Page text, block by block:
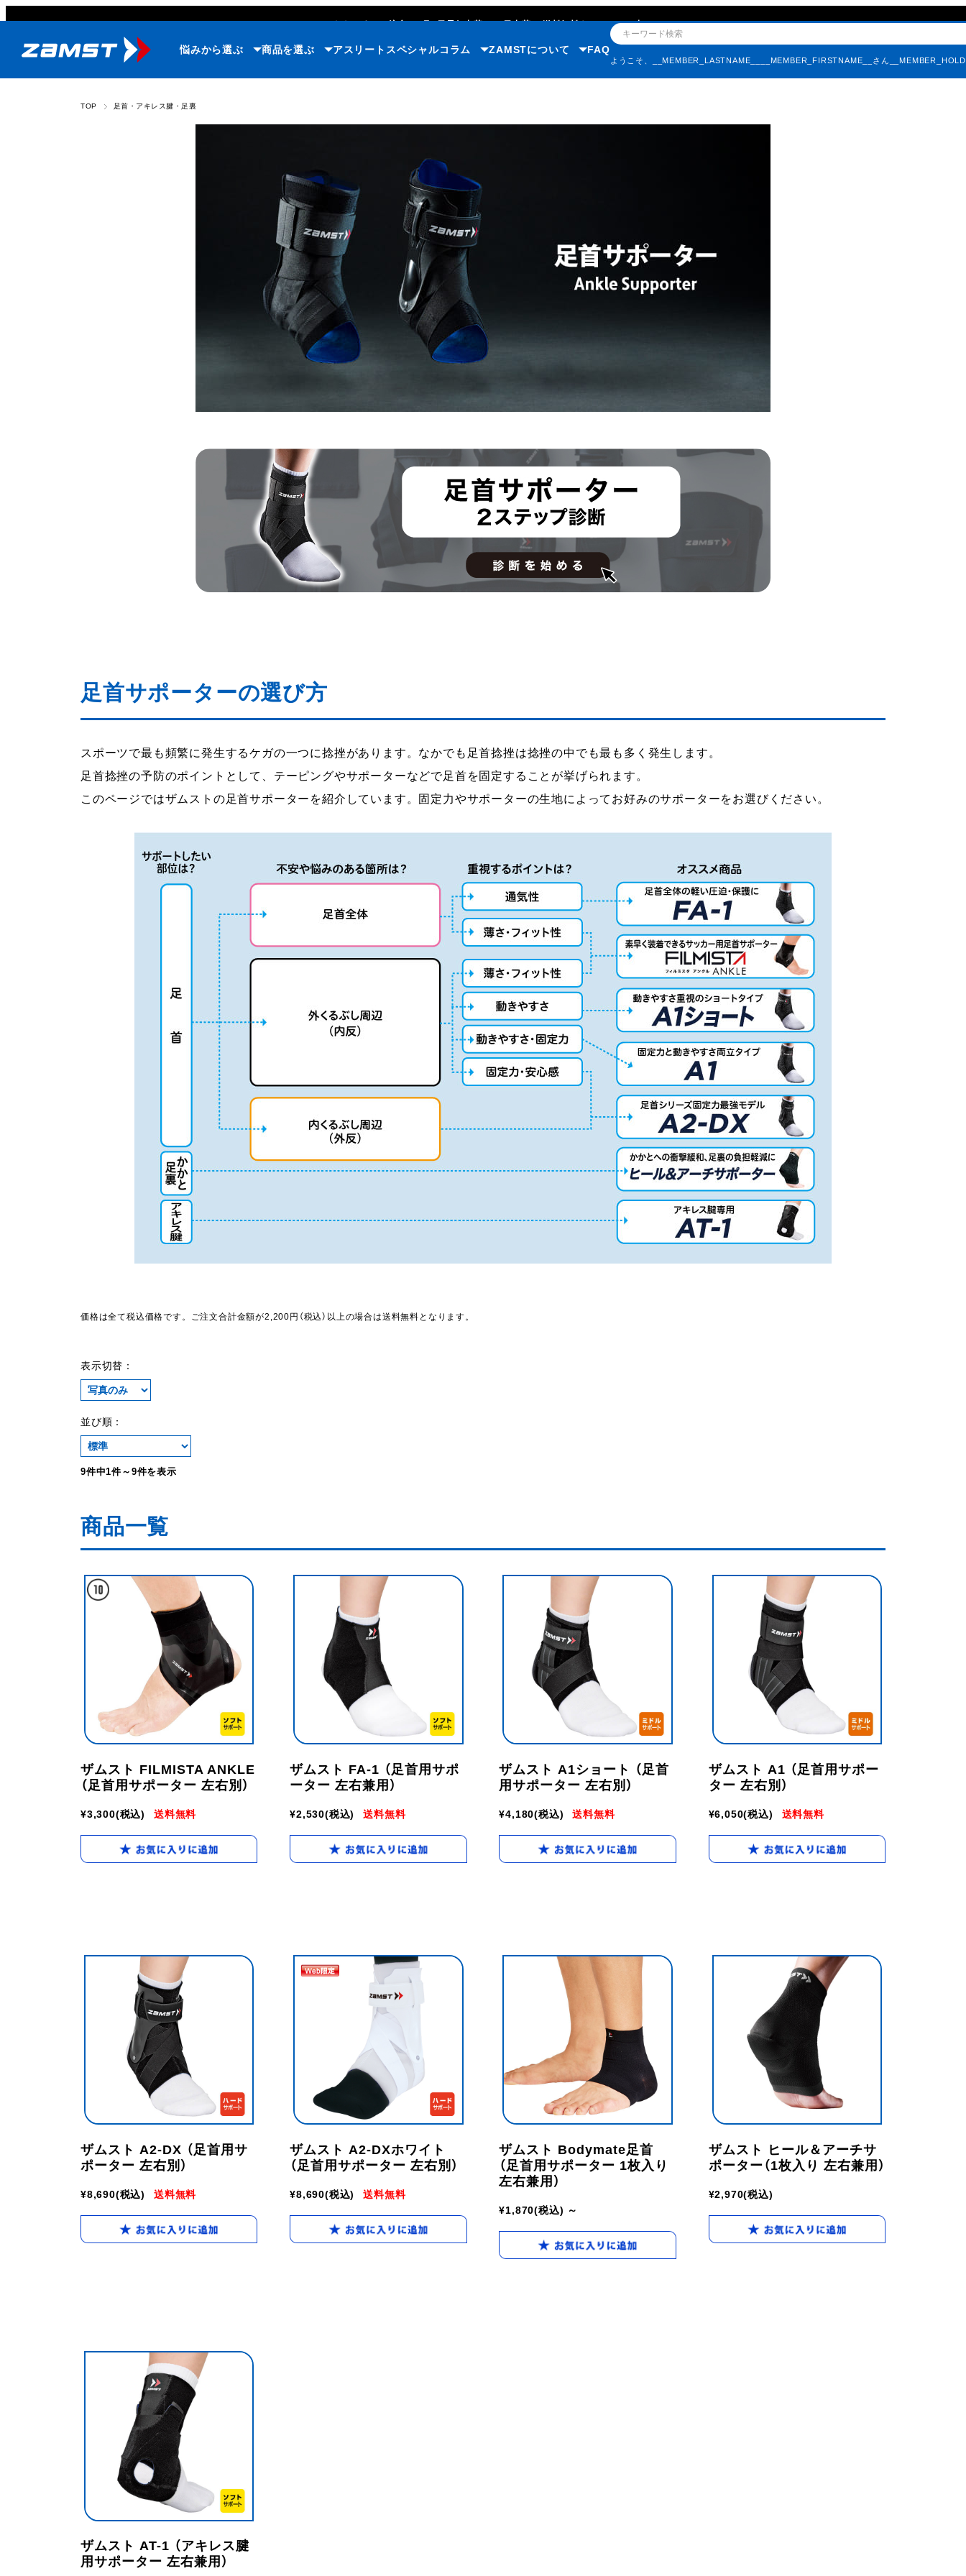
送料無料キャンペーン中
悩みから選ぶ 商品を選ぶ アスリート スペシャルコラム ZAMSTについて FAQ
ようこそ、 __MEMBER_LASTNAME____MEMBER_FIRSTNAME__さん
TOP 足首・アキレス腱・足裏
足首サポーターの選び方
スポーツで最も頻繁に発生するケガの一つに捻挫があります。なかでも足首捻挫は捻挫の中でも最も多く発生します。
足首捻挫の予防のポイントとして、テーピングやサポーターなどで足首を固定することが挙げられます。
このページではザムストの足首サポーターを紹介しています。固定力やサポーターの生地によってお好みのサポーターをお選びください。
価格は全て税込価格です。ご注文合計金額が2,200円（税込）以上の場合は送料無料となります。
表示切替：
並び順：
9件中1件～9件を表示
商品一覧
ザムスト FILMISTA ANKLE
（足首用サポーター 左右別）
¥3,300(税込) 送料無料
ザムスト FA-1 （足首用サポ
ーター 左右兼用）
¥2,530(税込) 送料無料
ザムスト A1ショート （足首
用サポーター 左右別）
¥4,180(税込) 送料無料
ザムスト A1 （足首用サポー
ター 左右別）
¥6,050(税込) 送料無料
ザムスト A2-DX （足首用サ
ポーター 左右別）
¥8,690(税込) 送料無料
ザムスト A2-DXホワイト
（足首用サポーター 左右別）
¥8,690(税込) 送料無料
ザムスト Bodymate足首
（足首用サポーター 1枚入り
左右兼用）
¥1,870(税込) ～
ザムスト ヒール＆アーチサ
ポーター（1枚入り 左右兼用）
¥2,970(税込)
ザムスト AT-1 （アキレス腱
用サポーター 左右兼用）